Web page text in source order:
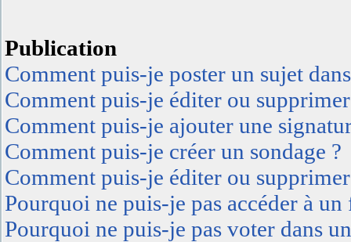
Publication
Comment puis-je poster un sujet
Comment puis-je éditer ou supprimer
Comment puis-je ajouter une
Comment puis-je créer un sondage ?
Comment puis-je éditer ou
Pourquoi ne puis-je pas accéder à
Pourquoi ne puis-je pas voter dans